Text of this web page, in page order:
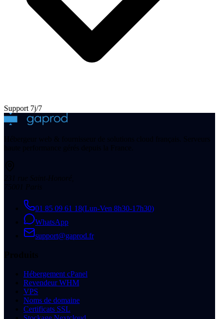
Support 7j/7
01 85 09 61 18(Lun-Ven 8h30-17h30)
WhatsApp
support@gaprod.fr
Hébergement cPanel
Revendeur WHM
VPS
Noms de domaine
Certificats SSL